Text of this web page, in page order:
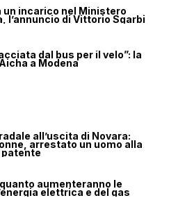
un incarico nel Ministero
l’annuncio di Vittorio Sgarbi
dal bus per il velo”: la
a Modena
all’uscita di Novara:
arrestato un uomo alla
patente
aumenteranno le
elettrica e del gas